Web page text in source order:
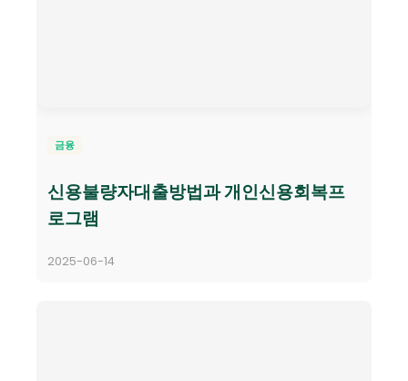
금융
신용불량자대출방법과 개인신용회복프
로그램
2025-06-14